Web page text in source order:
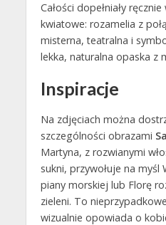
Całości dopełniały
kwiatowe: rozamelia z
misterna, teatralna i
lekka, naturalna opaska z
Inspiracje
Na zdjęciach można
szczególności obrazami
Martyna, z rozwianymi
sukni, przywołuje na myśl
piany morskiej lub Florę
zieleni. To
wizualnie opowiada o